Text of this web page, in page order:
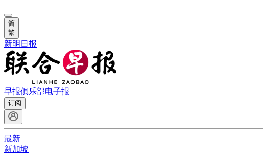
简
繁
新明日报
早报俱乐部电子报
订阅
最新
新加坡